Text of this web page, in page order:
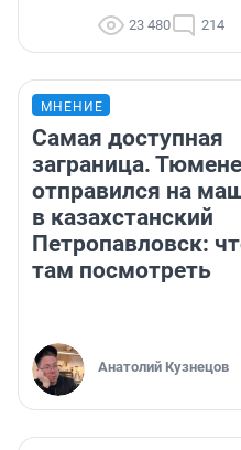
23 480 214
МНЕНИЕ
Самая доступная
заграница.
отправился на
в казахстанский
Петропавловск:
там посмотреть
Анатолий Кузнецов